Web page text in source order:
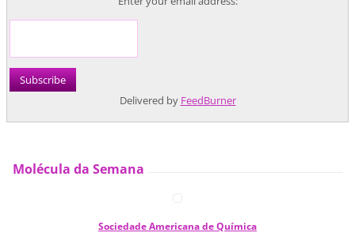
Delivered by FeedBurner
Molécula da Semana
Sociedade Americana de Química